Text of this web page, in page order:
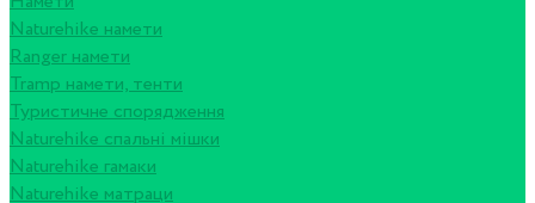
Naturehike намети
Ranger намети
Tramp намети, тенти
Туристичне спорядження
Naturehike спальні мішки
Naturehike гамаки
Naturehike матраци